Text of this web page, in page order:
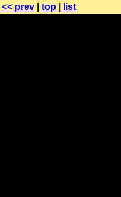
<< prev top list